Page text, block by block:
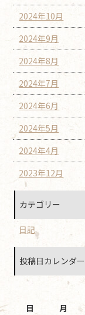
2024年10月
2024年9月
2024年8月
2024年7月
2024年6月
2024年5月
2024年4月
2023年12月
カテゴリー
日記
投稿日カレンダー
日
月